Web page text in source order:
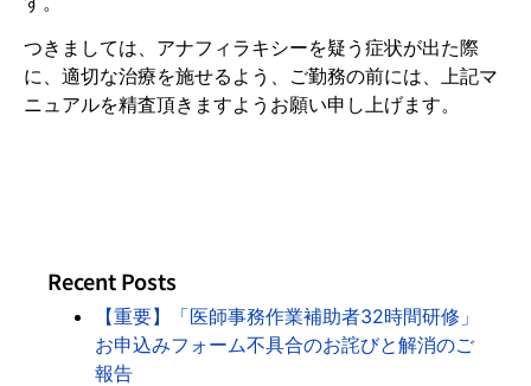
つきましては、アナフィラキシーを疑う症状が出た際
に、適切な治療を施せるよう、ご勤務の前には、上記マ
ニュアルを精査頂きますようお願い申し上げます。
Recent Posts
【重要】「医師事務作業補助者32時間研修」
お申込みフォーム不具合のお詫びと解消のご
報告